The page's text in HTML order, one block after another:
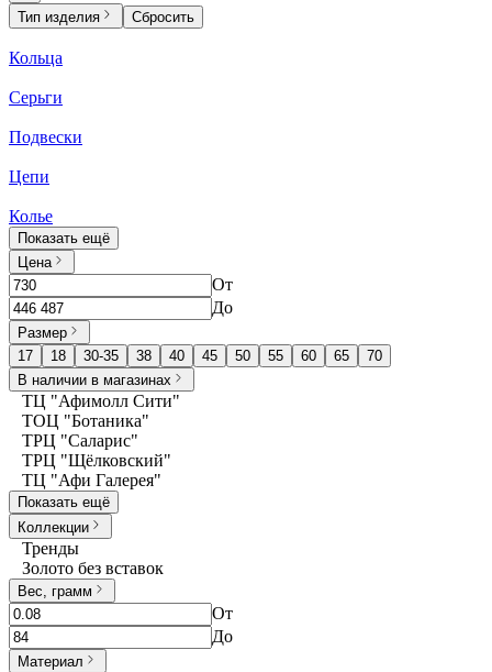
Тип изделия Сбросить
Кольца
Серьги
Подвески
Цепи
Колье
Показать ещё
Цена
От
До
Размер
17
18 30-35 38 40 45 50 55 60 65
70
В наличии в магазинах
ТЦ "Афимолл Сити"
ТОЦ "Ботаника"
ТРЦ "Саларис"
ТРЦ "Щёлковский"
ТЦ "Афи Галерея"
Показать ещё
Коллекции
Тренды
Золото без вставок
Вес, грамм
От
До
Материал